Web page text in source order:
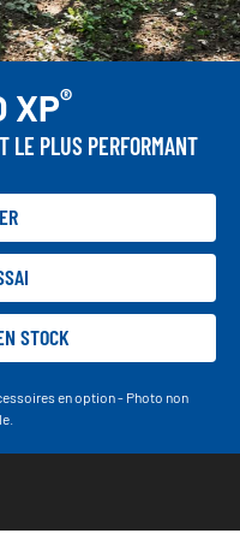
XP®
LE PLUS PERFORMANT
STOCK
en option - Photo non